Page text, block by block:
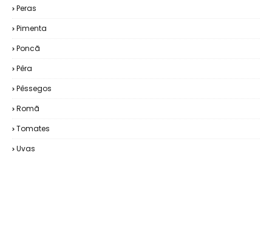
Peras
Pimenta
Poncã
Pêra
Pêssegos
Romã
Tomates
Uvas